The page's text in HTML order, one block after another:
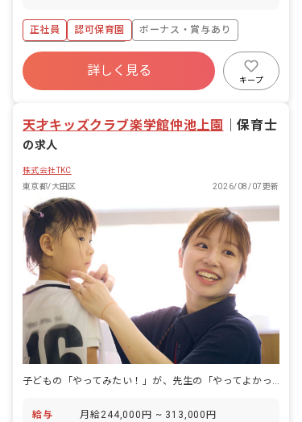
め、配属先は希望をお聞きしながら決定
します。 ■具体的な仕事内容 0歳から6歳
までのお子さまの保育業務をお任せしま
す。一人ひとりの個性に向き合い、豊か
な成長を促します。子どもたちの興味関
は、現代と未来をつなぐ「子どもたちの
ように。そのサポートをすることが私た
正社員 認可保育園
ボーナス・賞与あり
年間休日120日以上
寮・住宅・家賃補助あり
社会保険完備
残業少なめ
詳しく見る
キープ
天才キッズクラブ楽学館仲池上園 ｜保育士
の求人
株式会社TKC
東京都/大田区
2026/08/07更新
子どもの「やってみたい！」が、先生の「やってよかった！」に変わる毎日。
給与 月給244,000円 ~ 313,000円